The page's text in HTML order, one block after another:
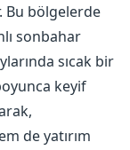
Bu bölgelerde
sonbahar
sıcak bir
keyif
de yatırım